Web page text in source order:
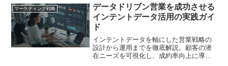
プローチを紹介します。
マーケティング戦略
データドリブン営業を成功させる
インテントデータ活用の実践ガイ
ド
インテントデータを軸にした営業戦略の
設計から運用までを徹底解説。顧客の潜
在ニーズを可視化し、成約率向上に導く